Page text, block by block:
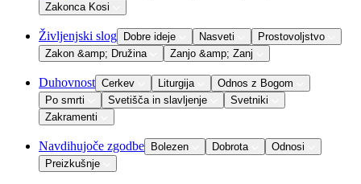
Zakonca Kosi
Življenjski slog Dobre ideje Nasveti
Prostovoljstvo
Zakon &amp; Družina
Zanjo &amp; Zanj
Duhovnost Cerkev Liturgija
Odnos z Bogom
Po smrti
Svetišča in slavljenje
Svetniki
Zakramenti
Navdihujoče zgodbe Bolezen Dobrota
Odnosi
Preizkušnje